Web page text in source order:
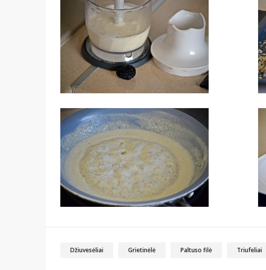
Džiuvesėliai Grietinėlė Paltuso filė Triufeliai